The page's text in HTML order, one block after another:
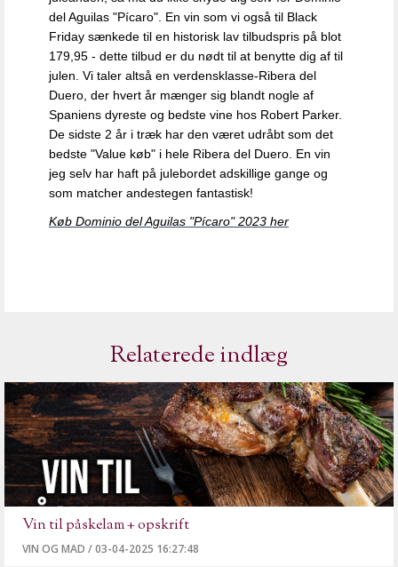
del Aguilas "Pícaro". En vin som vi også til Black
Friday sænkede til en historisk lav tilbudspris på blot
179,95 - dette tilbud er du nødt til at benytte dig af til
julen. Vi taler altså en verdensklasse-Ribera del
Duero, der hvert år mænger sig blandt nogle af
Spaniens dyreste og bedste vine hos Robert Parker.
De sidste 2 år i træk har den været udråbt som det
bedste "Value køb" i hele Ribera del Duero. En vin
jeg selv har haft på julebordet adskillige gange og
som matcher andestegen fantastisk!
Køb Dominio del Aguilas "Pícaro" 2023 her
Relaterede indlæg
Vin til påskelam + opskrift
VIN OG MAD /03-04-2025 16:27:48